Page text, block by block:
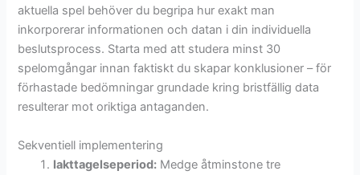
aktuella spel behöver du begripa hur exakt man
inkorporerar informationen och datan i din individuella
beslutsprocess. Starta med att studera minst 30
spelomgångar innan faktiskt du skapar konklusioner – för
förhastade bedömningar grundade kring bristfällig data
resulterar mot oriktiga antaganden.
Sekventiell implementering
Iakttagelseperiod: Medge åtminstone tre